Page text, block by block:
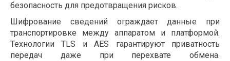
безопасность для предотвращения рисков.
Шифрование сведений ограждает данные при
транспортировке между аппаратом и платформой.
Технологии TLS и AES гарантируют приватность
передач даже при перехвате обмена.